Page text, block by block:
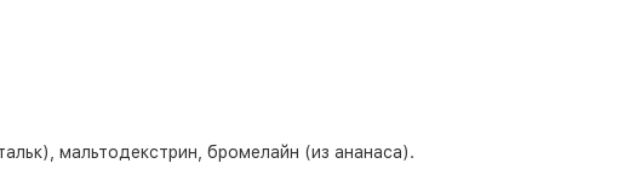
мальтодекстрин, бромелайн (из ананаса).